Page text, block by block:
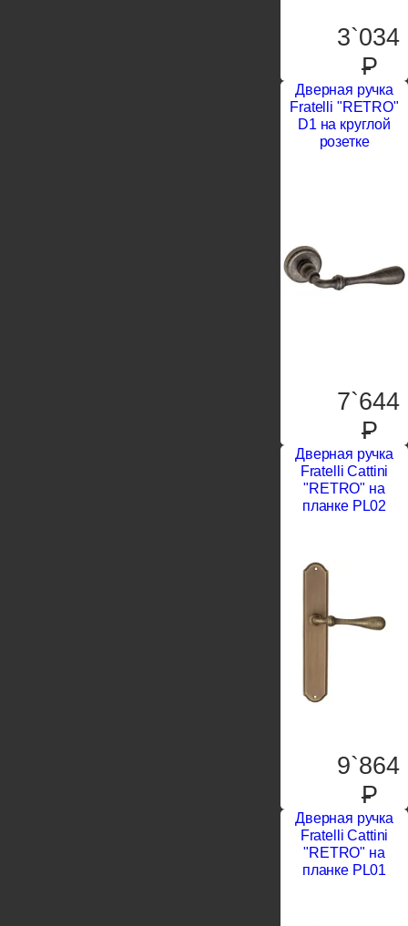
3`034
P
Дверная ручка
Fratelli "RETRO"
D1 на круглой
розетке
7`644
P
Дверная ручка
Fratelli Cattini
"RETRO" на
планке PL02
9`864
P
Дверная ручка
Fratelli Cattini
"RETRO" на
планке PL01